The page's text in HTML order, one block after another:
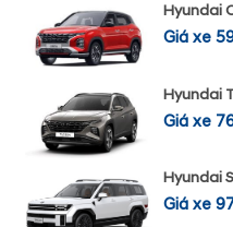
Hyundai
Giá xe
Hyundai
Giá xe
Hyundai
Giá xe